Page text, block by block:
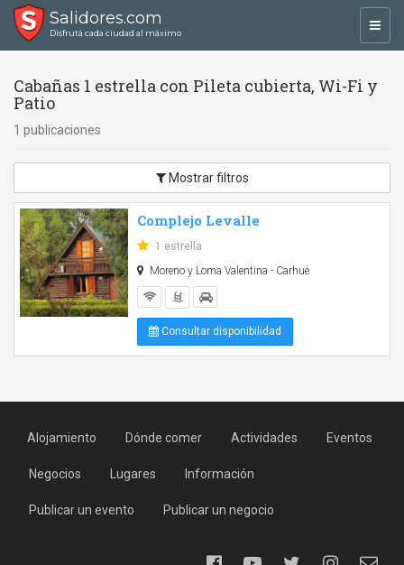
Salidores.com
Disfrutá cada ciudad al máximo
Cabañas 1 estrella con Pileta cubierta, Wi-Fi y
Patio
1 publicaciones
Mostrar filtros
Complejo Levalle
1 estrella
Moreno y Loma Valentina - Carhué
Consultar disponibilidad
Alojamiento Dónde comer Actividades Eventos
Negocios Lugares Información
Publicar un evento Publicar un negocio